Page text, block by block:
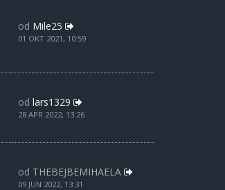
od Mile25
01 OKT 2021, 10:59
od lars1329
28 APR 2022, 13:26
od THEBEJBEMIHAELA
09 JUN 2022, 13:31